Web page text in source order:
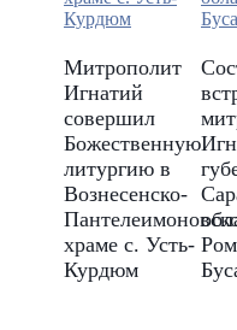
Митрополит
Игнатий
совершил
Божественную
литургию в
Вознесенско-
храме с. Усть-
Курдюм